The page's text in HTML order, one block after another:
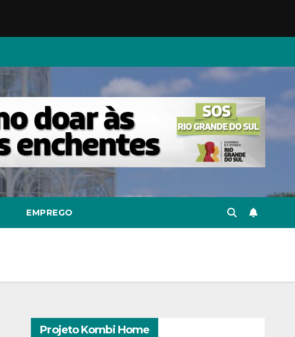
EMPREGO
Projeto Kombi Home